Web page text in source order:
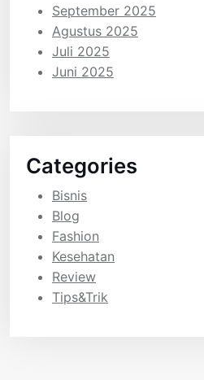
September 2025
Agustus 2025
Juli 2025
Juni 2025
Categories
Bisnis
Blog
Fashion
Kesehatan
Review
Tips&Trik